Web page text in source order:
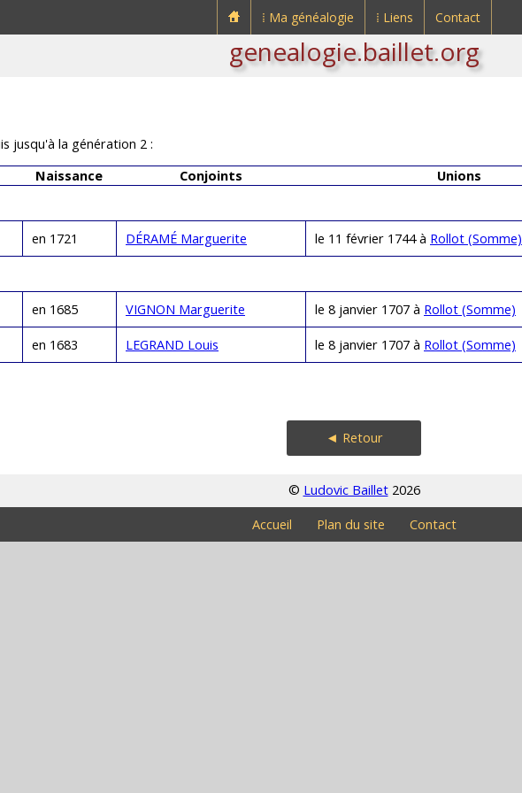
⁞ Ma généalogie ⁞ Liens Contact
genealogie.baillet.org
jusqu'à la génération 2 :
Naissance Conjoints Unions
en 1721 DÉRAMÉ Marguerite le 11 février 1744 à Rollot (Somme)
en 1685 VIGNON Marguerite le 8 janvier 1707 à Rollot (Somme)
en 1683 LEGRAND Louis le 8 janvier 1707 à Rollot (Somme)
◄ Retour
© Ludovic Baillet2026
Accueil Plan du site Contact